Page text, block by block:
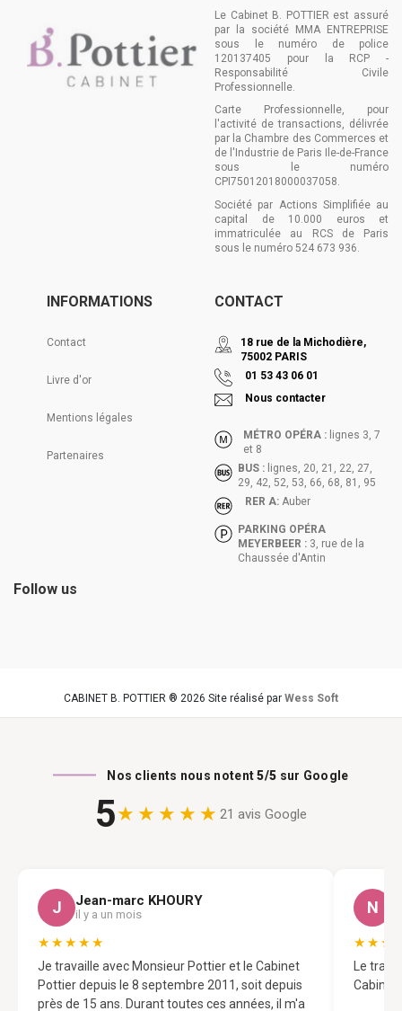
Le Cabinet B. POTTIER est assuré
par la société MMA ENTREPRISE
sous le numéro de police
120137405 pour la RCP -
Responsabilité Civile
Professionnelle.
Carte Professionnelle, pour
l'activité de transactions, délivrée
par la Chambre des Commerces et
de l'Industrie de Paris Ile-de-France
sous le numéro
CPI75012018000037058.
Société par Actions Simplifiée au
capital de 10.000 euros et
immatriculée au RCS de Paris
sous le numéro 524 673 936.
INFORMATIONS
Contact
Livre d'or
Mentions légales
Partenaires
CONTACT
18 rue de la Michodière,
75002 PARIS
01 53 43 06 01
Nous contacter
MÉTRO OPÉRA : lignes 3, 7
et 8
BUS : lignes, 20, 21, 22, 27,
29, 42, 52, 53, 66, 68, 81, 95
RER A: Auber
PARKING OPÉRA
MEYERBEER : 3, rue de la
Chaussée d'Antin
Follow us
CABINET B. POTTIER ® 2026 Site réalisé par Wess Soft
Nos clients nous notent5/5 sur Google
5★★★★★ 21 avis Google
J Jean-marc KHOURY
il y a un mois
★★★★★
Je travaille avec Monsieur Pottier et le Cabinet
Pottier depuis le 8 septembre 2011, soit depuis
près de 15 ans. Durant toutes ces années, il m'a
N
Le
Cabinet